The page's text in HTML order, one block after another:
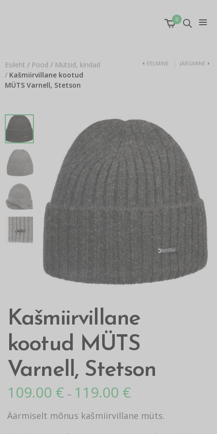
0
Esileht / Pood / Mütsid, kindad
/ Kašmiirvillane kootud
MÜTS Varnell, Stetson
EELMINE JÄRGMINE
Kašmiirvillane
kootud MÜTS
Varnell, Stetson
109.00 € – 119.00 €
Äärmiselt mõnus kašmiirvillane müts.